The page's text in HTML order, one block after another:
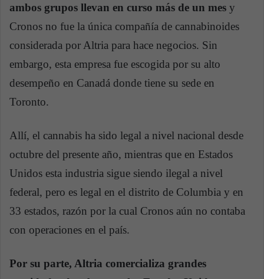
ambos grupos llevan en curso más de un mes y
Cronos no fue la única compañía de cannabinoides
considerada por Altria para hace negocios. Sin
embargo, esta empresa fue escogida por su alto
desempeño en Canadá donde tiene su sede en
Toronto.
Allí, el cannabis ha sido legal a nivel nacional desde
octubre del presente año, mientras que en Estados
Unidos esta industria sigue siendo ilegal a nivel
federal, pero es legal en el distrito de Columbia y en
33 estados, razón por la cual Cronos aún no contaba
con operaciones en el país.
Por su parte, Altria comercializa grandes